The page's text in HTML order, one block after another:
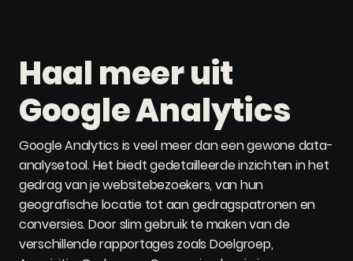
Haal meer uit
Google Analytics
Google Analytics is veel meer dan een gewone data-
analysetool. Het biedt gedetailleerde inzichten in het
gedrag van je websitebezoekers, van hun
geografische locatie tot aan gedragspatronen en
conversies. Door slim gebruik te maken van de
verschillende rapportages zoals Doelgroep,